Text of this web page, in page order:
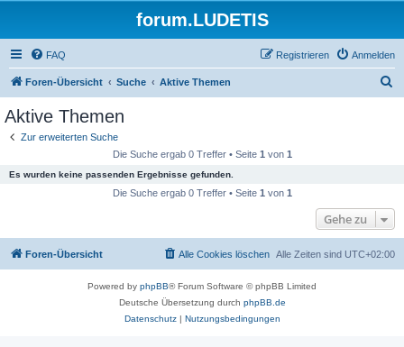
forum.LUDETIS
FAQ Anmelden
Registrieren
Foren-Übersicht Suche Aktive Themen
Aktive Themen
Zur erweiterten Suche
Die Suche ergab 0 Treffer • Seite 1 von 1
Es wurden keine passenden Ergebnisse gefunden.
Die Suche ergab 0 Treffer • Seite 1 von 1
Gehe zu
Foren-Übersicht Alle Zeiten sind UTC+02:00
Alle Cookies löschen
Powered by phpBB® Forum Software © phpBB Limited
Deutsche Übersetzung durch phpBB.de
Datenschutz| Nutzungsbedingungen